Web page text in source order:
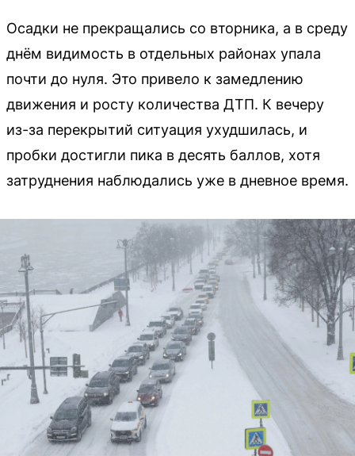
Осадки не прекращались со вторника, а в среду
днём видимость в отдельных районах упала
почти до нуля. Это привело к замедлению
движения и росту количества ДТП. К вечеру
из-за перекрытий ситуация ухудшилась, и
пробки достигли пика в десять баллов, хотя
затруднения наблюдались уже в дневное время.